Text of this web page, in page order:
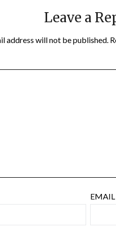
Leave a
address will not be published.
EMAIL